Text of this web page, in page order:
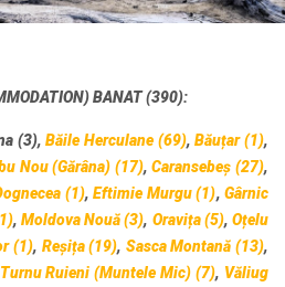
BANAT (390):
(3),Băile Herculane (69),Băuțar (1),
Nou (Gărâna) (17),Caransebeș (27),
(1),Eftimie Murgu (1),Gârnic
,Moldova Nouă (3), Oravița (5),Oțelu
(1), Reșița (19), Sasca Montană (13),
Turnu Ruieni (Muntele Mic) (7), Văliug